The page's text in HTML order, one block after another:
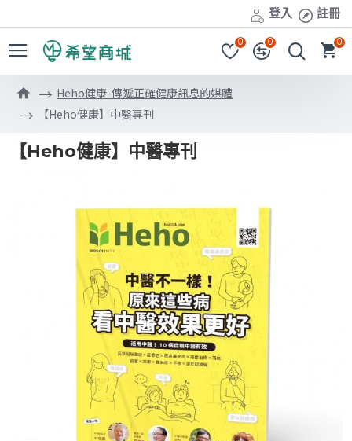
登入 註冊
0 0 0
Heho健康-傳遞正確健康訊息的媒體
【Heho健康】中醫專刊
【Heho健康】中醫專刊